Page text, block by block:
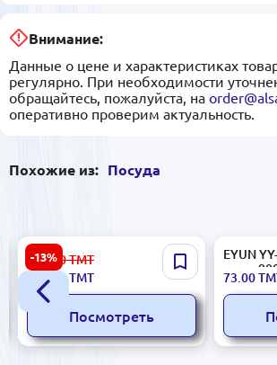
Внимание:
Данные о цене и характеристиках
регулярно. При необходимости
обращайтесь, пожалуйста, на
оперативно проверим актуальность.
Похожие из: Посуда
-13%
JDC JDC7415-H28 |
Двухъярусный набор
тарелок с бамбуковой
подставкой
302.00ТМТ
260.00ТМТ
Посмотреть
EYUN
воды
пластик
73.00